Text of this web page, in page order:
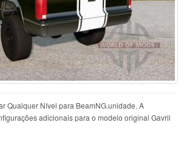
Qualquer Nível para BeamNG.unidade. A
adicionais para o modelo original Gavril